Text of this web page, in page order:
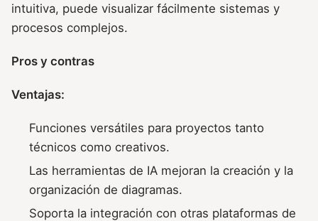
intuitiva, puede visualizar fácilmente sistemas y
procesos complejos.
Pros y contras
Ventajas:
Funciones versátiles para proyectos tanto
técnicos como creativos.
Las herramientas de IA mejoran la creación y la
organización de diagramas.
Soporta la integración con otras plataformas de